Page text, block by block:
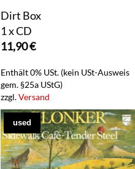
Dirt Box
1 x CD
11,90€
Enthält 0% USt. (kein USt-Ausweis
gem. §25a UStG)
zzgl.Versand
used